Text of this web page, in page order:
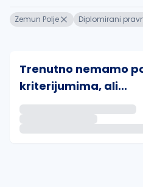
Zemun Polje Diplomirani
Trenutno nemamo
kriterijumima, ali...